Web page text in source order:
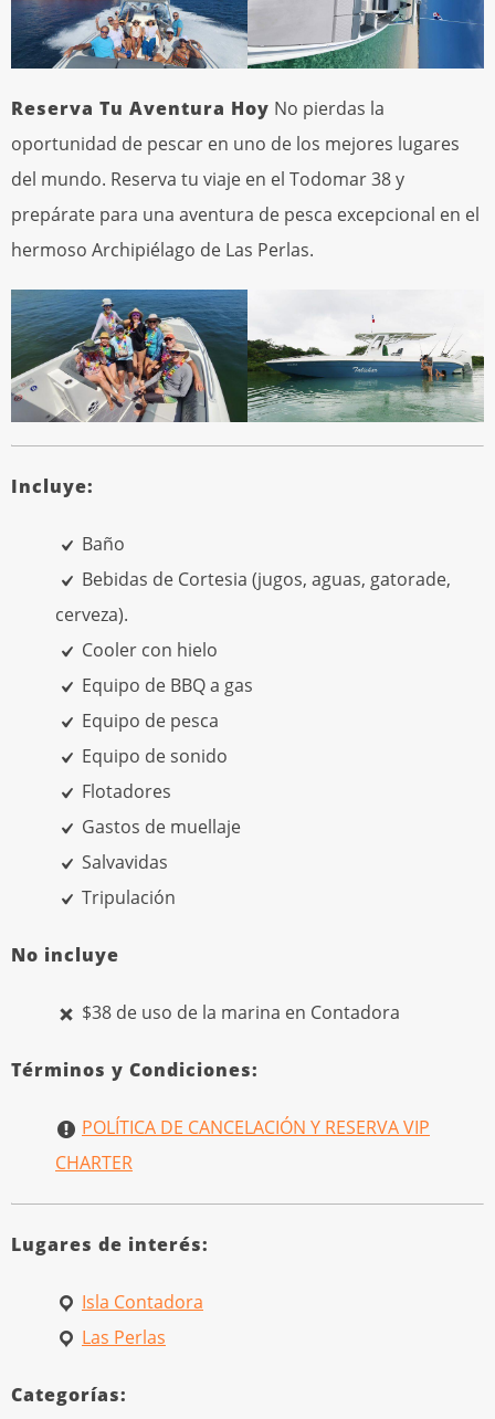
Reserva Tu Aventura Hoy No pierdas la
oportunidad de pescar en uno de los mejores lugares
del mundo. Reserva tu viaje en el Todomar 38 y
prepárate para una aventura de pesca excepcional en el
hermoso Archipiélago de Las Perlas.
Incluye:
Baño
Bebidas de Cortesia (jugos, aguas, gatorade,
cerveza).
Cooler con hielo
Equipo de BBQ a gas
Equipo de pesca
Equipo de sonido
Flotadores
Gastos de muellaje
Salvavidas
Tripulación
No incluye
$38 de uso de la marina en Contadora
Términos y Condiciones:
POLÍTICA DE CANCELACIÓN Y RESERVA VIP
CHARTER
Lugares de interés:
Isla Contadora
Las Perlas
Categorías: